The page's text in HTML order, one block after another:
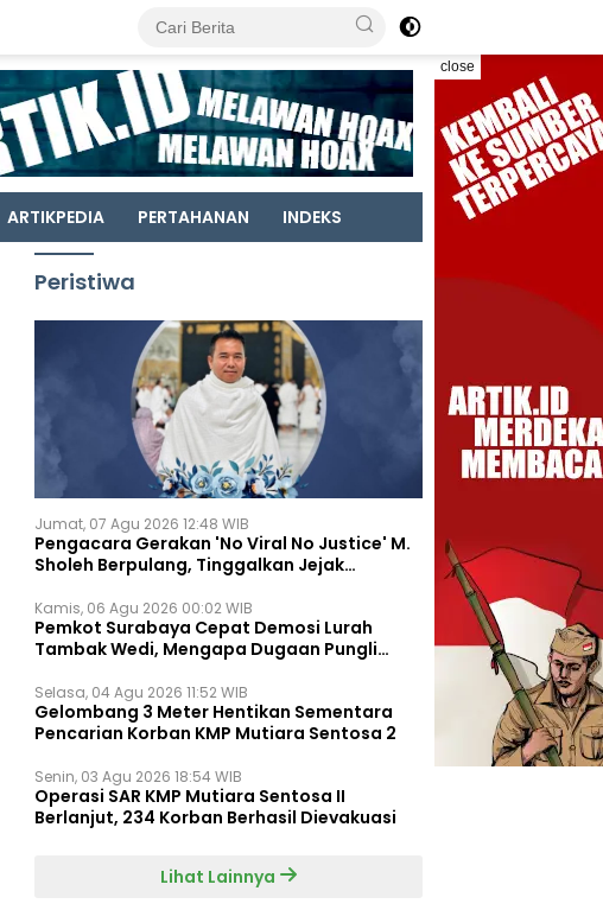
close
ARTIKPEDIA PERTAHANAN INDEKS
Peristiwa
Jumat, 07 Agu 2026 12:48 WIB
Pengacara Gerakan 'No Viral No Justice' M.
Sholeh Berpulang, Tinggalkan Jejak
Kamis, 06 Agu 2026 00:02 WIB
Pemkot Surabaya Cepat Demosi Lurah
Tambak Wedi, Mengapa Dugaan Pungli
Selasa, 04 Agu 2026 11:52 WIB
Gelombang 3 Meter Hentikan Sementara
Pencarian Korban KMP Mutiara Sentosa 2
Senin, 03 Agu 2026 18:54 WIB
Operasi SAR KMP Mutiara Sentosa II
Berlanjut, 234 Korban Berhasil Dievakuasi
Lihat Lainnya